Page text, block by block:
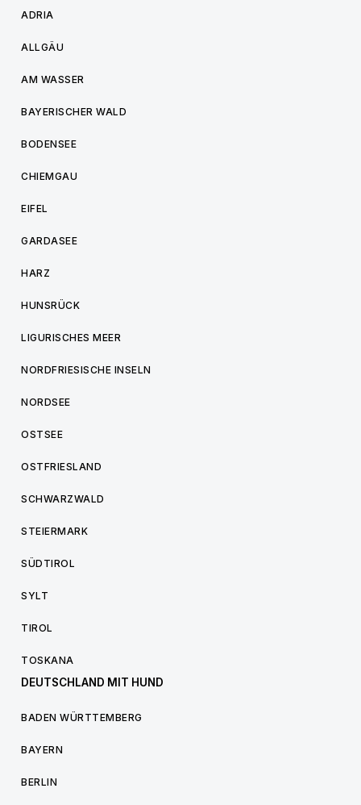
ADRIA
ALLGÄU
AM WASSER
BAYERISCHER WALD
BODENSEE
CHIEMGAU
EIFEL
GARDASEE
HARZ
HUNSRÜCK
LIGURISCHES MEER
NORDFRIESISCHE INSELN
NORDSEE
OSTSEE
OSTFRIESLAND
SCHWARZWALD
STEIERMARK
SÜDTIROL
SYLT
TIROL
TOSKANA
DEUTSCHLAND MIT HUND
BADEN WÜRTTEMBERG
BAYERN
BERLIN